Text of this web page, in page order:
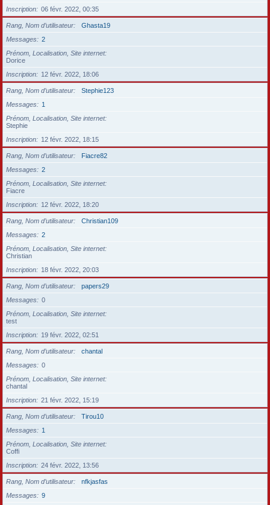
Inscription
06 févr. 2022, 00:35
Rang, Nom d’utilisateur
Ghasta19
Messages
2
Prénom, Localisation, Site internet
Dorice
Inscription
12 févr. 2022, 18:06
Rang, Nom d’utilisateur
Stephie123
Messages
1
Prénom, Localisation, Site internet
Stephie
Inscription
12 févr. 2022, 18:15
Rang, Nom d’utilisateur
Fiacre82
Messages
2
Prénom, Localisation, Site internet
Fiacre
Inscription
12 févr. 2022, 18:20
Rang, Nom d’utilisateur
Christian109
Messages
2
Prénom, Localisation, Site internet
Christian
Inscription
18 févr. 2022, 20:03
Rang, Nom d’utilisateur
papers29
Messages
0
Prénom, Localisation, Site internet
test
Inscription
19 févr. 2022, 02:51
Rang, Nom d’utilisateur
chantal
Messages
0
Prénom, Localisation, Site internet
chantal
Inscription
21 févr. 2022, 15:19
Rang, Nom d’utilisateur
Tirou10
Messages
1
Prénom, Localisation, Site internet
Coffi
Inscription
24 févr. 2022, 13:56
Rang, Nom d’utilisateur
nfkjasfas
Messages
9